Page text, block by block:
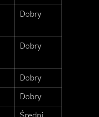
Dobry
Dobry
Dobry
Dobry